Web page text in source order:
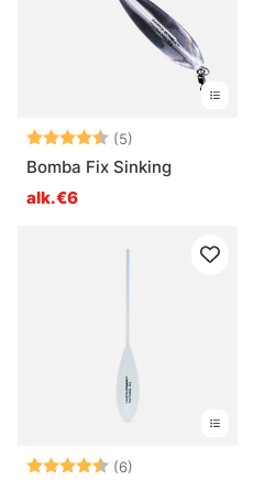
Arvio: (5)
4.2 5:sta
Bomba Fix Sinking
alk.€6
Arvio: (6)
4.7 5:sta